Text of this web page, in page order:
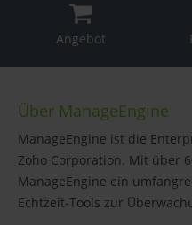
Angebot
Über ManageEngine
ManageEngine ist die
Zoho Corporation. Mit über
ManageEngine ein
Echtzeit-Tools zur